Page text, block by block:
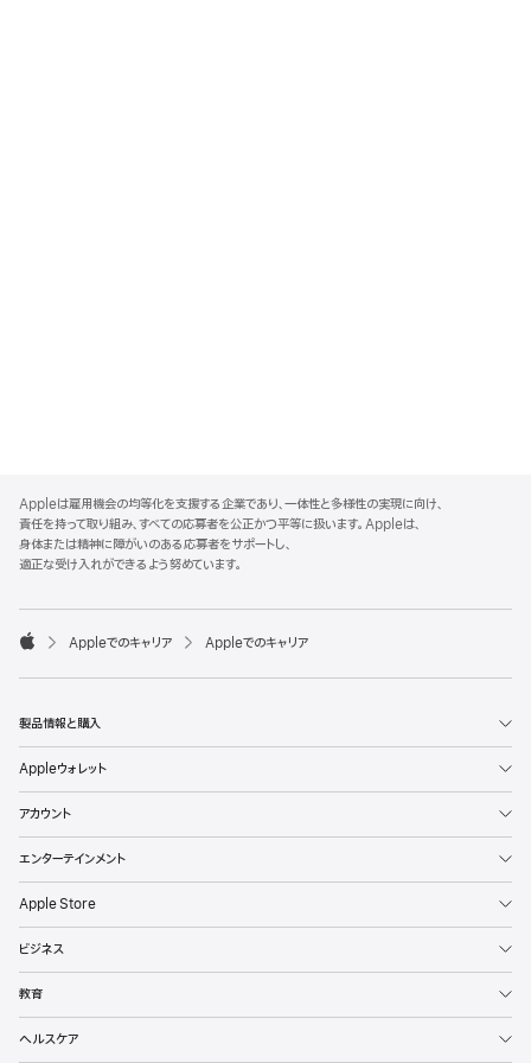
p
p
l
e
o
t
Appleは雇用機会の均等化を支援する企業であり、一体性と多様性の実現に向け、
責任を持って取り組み、すべての応募者を公正かつ平等に扱います。Appleは、
身体または精神に障がいのある応募者をサポートし、
適正な受け入れができるよう努めています。

p
l
Appleでのキャリア Appleでのキャリア
製品情報と購入
Appleウォレット
アカウント
エンターテインメント
Apple Store
ビジネス
教育
ヘルスケア